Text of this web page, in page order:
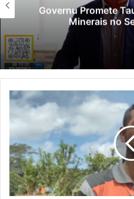
Governu Promete
Minerais no